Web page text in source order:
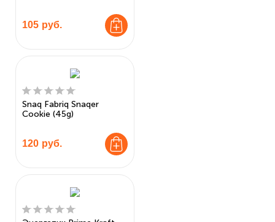
105 руб.
Snaq Fabriq Snaqer
Cookie (45g)
120 руб.